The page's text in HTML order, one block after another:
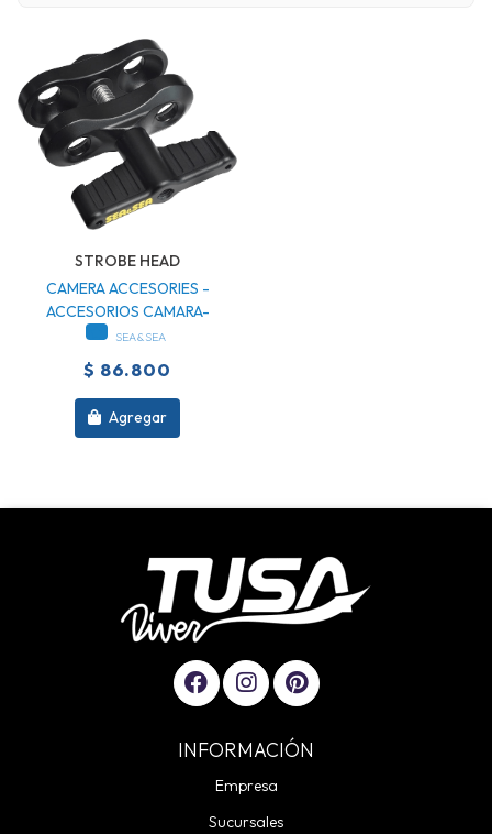
STROBE HEAD
CAMERA ACCESORIES -
ACCESORIOS CAMARA-
SEA&SEA
$ 86.800
Agregar
INFORMACIÓN
Empresa
Sucursales